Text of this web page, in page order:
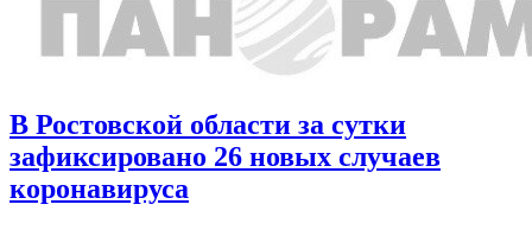
В Ростовской области за сутки
зафиксировано 26 новых случаев
коронавируса